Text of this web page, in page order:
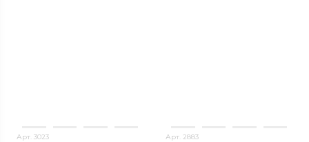
Арт. 3023 Арт. 2883